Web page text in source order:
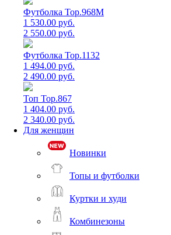
Футболка Top.968M
1 530.00 руб.
2 550.00 руб.
Футболка Top.1132
1 494.00 руб.
2 490.00 руб.
Топ Top.867
1 404.00 руб.
2 340.00 руб.
Для женщин
Новинки
Топы и футболки
Куртки и худи
Комбинезоны